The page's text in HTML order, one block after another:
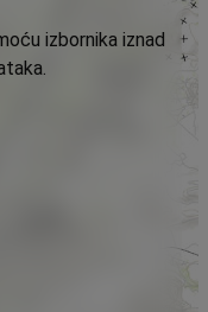
izbornika iznad